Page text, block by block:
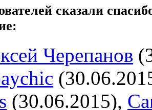
сказали
Черепанов
(30.06.2015),